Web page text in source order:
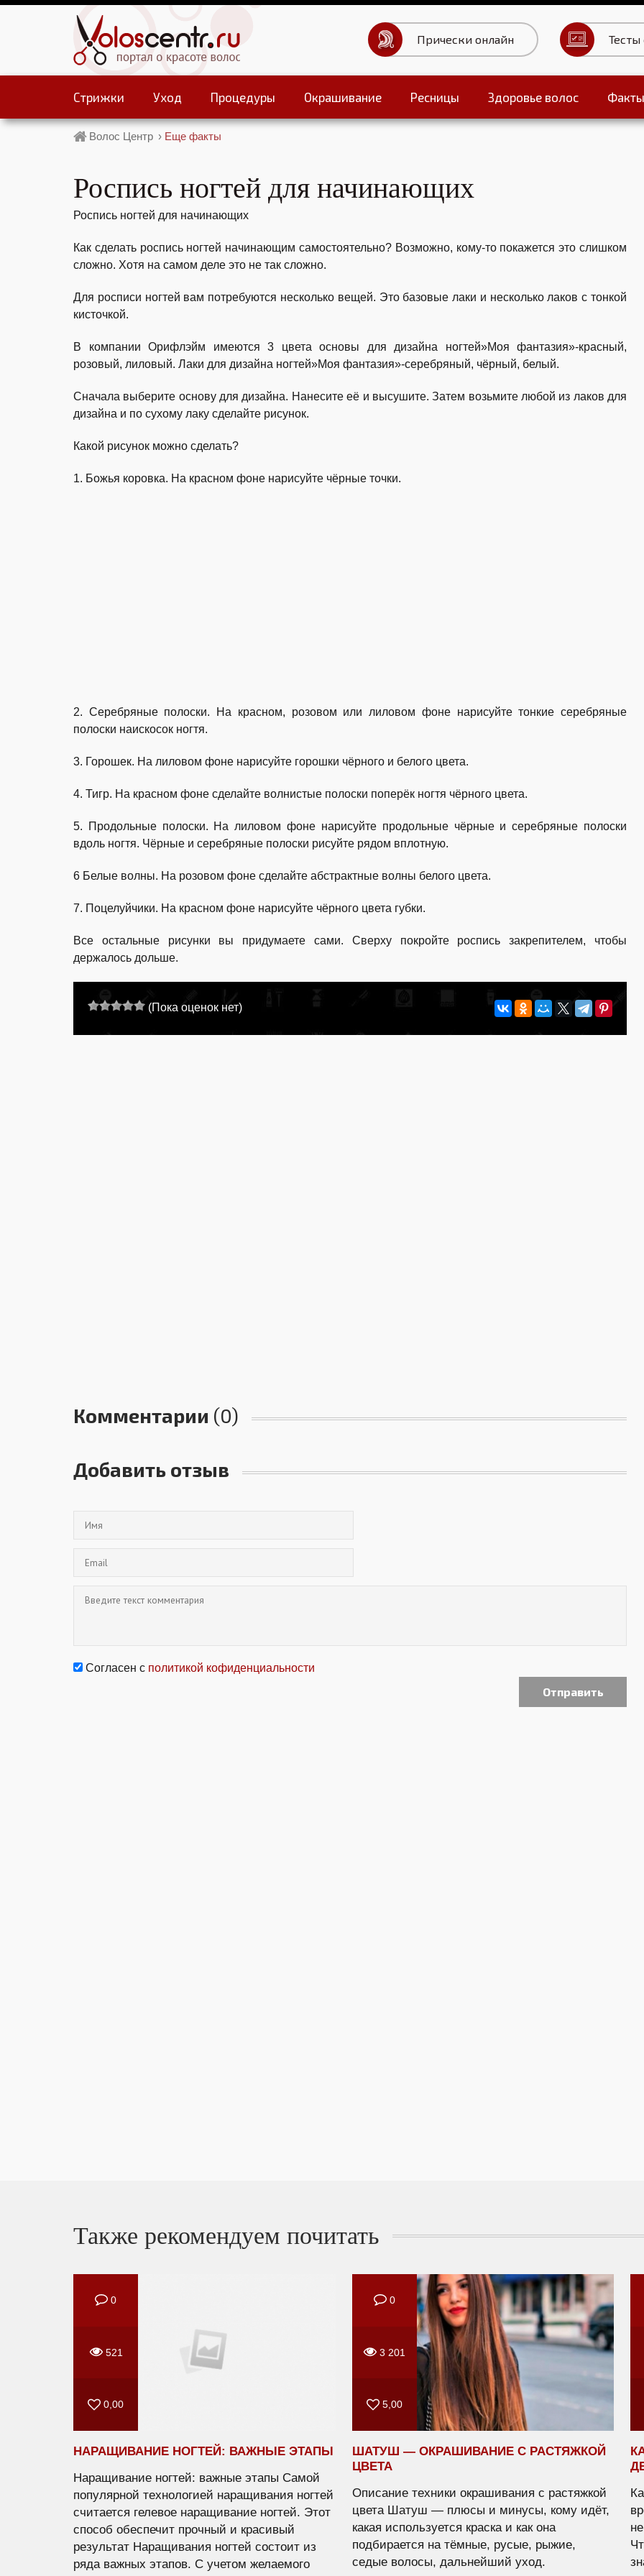
Прически онлайн Тесты
Стрижки Уход Процедуры Окрашивание Ресницы Здоровье волос Факты
Волос Центр › Еще факты
Роспись ногтей для начинающих
Роспись ногтей для начинающих
Как сделать роспись ногтей начинающим самостоятельно? Возможно, кому-то покажется это слишком
сложно. Хотя на самом деле это не так сложно.
Для росписи ногтей вам потребуются несколько вещей. Это базовые лаки и несколько лаков с тонкой
кисточкой.
В компании Орифлэйм имеются 3 цвета основы для дизайна ногтей»Моя фантазия»-красный,
розовый, лиловый. Лаки для дизайна ногтей»Моя фантазия»-серебряный, чёрный, белый.
Сначала выберите основу для дизайна. Нанесите её и высушите. Затем возьмите любой из лаков для
дизайна и по сухому лаку сделайте рисунок.
Какой рисунок можно сделать?
1. Божья коровка. На красном фоне нарисуйте чёрные точки.
2. Серебряные полоски. На красном, розовом или лиловом фоне нарисуйте тонкие серебряные
полоски наискосок ногтя.
3. Горошек. На лиловом фоне нарисуйте горошки чёрного и белого цвета.
4. Тигр. На красном фоне сделайте волнистые полоски поперёк ногтя чёрного цвета.
5. Продольные полоски. На лиловом фоне нарисуйте продольные чёрные и серебряные полоски
вдоль ногтя. Чёрные и серебряные полоски рисуйте рядом вплотную.
6 Белые волны. На розовом фоне сделайте абстрактные волны белого цвета.
7. Поцелуйчики. На красном фоне нарисуйте чёрного цвета губки.
Все остальные рисунки вы придумаете сами. Сверху покройте роспись закрепителем, чтобы
держалось дольше.
(Пока оценок нет)
Комментарии (0)
Добавить отзыв
Согласен с политикой кофиденциальности
Также рекомендуем почитать
0
521
0,00
НАРАЩИВАНИЕ НОГТЕЙ: ВАЖНЫЕ ЭТАПЫ
Наращивание ногтей: важные этапы Самой
популярной технологией наращивания ногтей
считается гелевое наращивание ногтей. Этот
способ обеспечит прочный и красивый
результат Наращивания ногтей состоит из
ряда важных этапов. С учетом желаемого
0
3 201
5,00
ШАТУШ — ОКРАШИВАНИЕ С РАСТЯЖКОЙ
ЦВЕТА
Описание техники окрашивания с растяжкой
цвета Шатуш — плюсы и минусы, кому идёт,
какая используется краска и как она
подбирается на тёмные, русые, рыжие,
седые волосы, дальнейший уход.